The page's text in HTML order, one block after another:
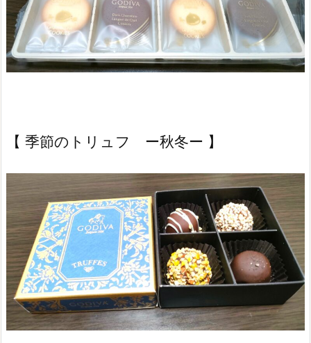
【 季節のトリュフ ー秋冬ー 】